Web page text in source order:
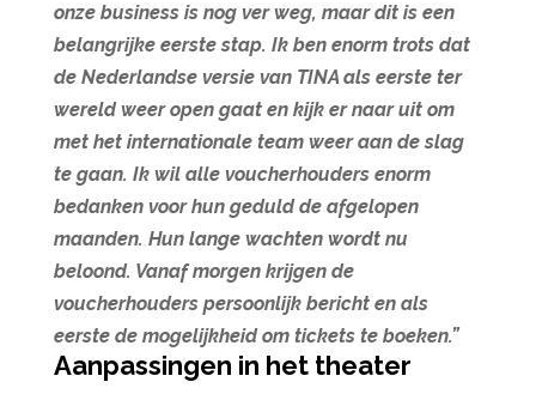
onze business is nog ver weg, maar dit is een
belangrijke eerste stap. Ik ben enorm trots dat
de Nederlandse versie van TINA als eerste ter
wereld weer open gaat en kijk er naar uit om
met het internationale team weer aan de slag
te gaan. Ik wil alle voucherhouders enorm
bedanken voor hun geduld de afgelopen
maanden. Hun lange wachten wordt nu
beloond. Vanaf morgen krijgen de
voucherhouders persoonlijk bericht en als
eerste de mogelijkheid om tickets te boeken.”
Aanpassingen in het theater